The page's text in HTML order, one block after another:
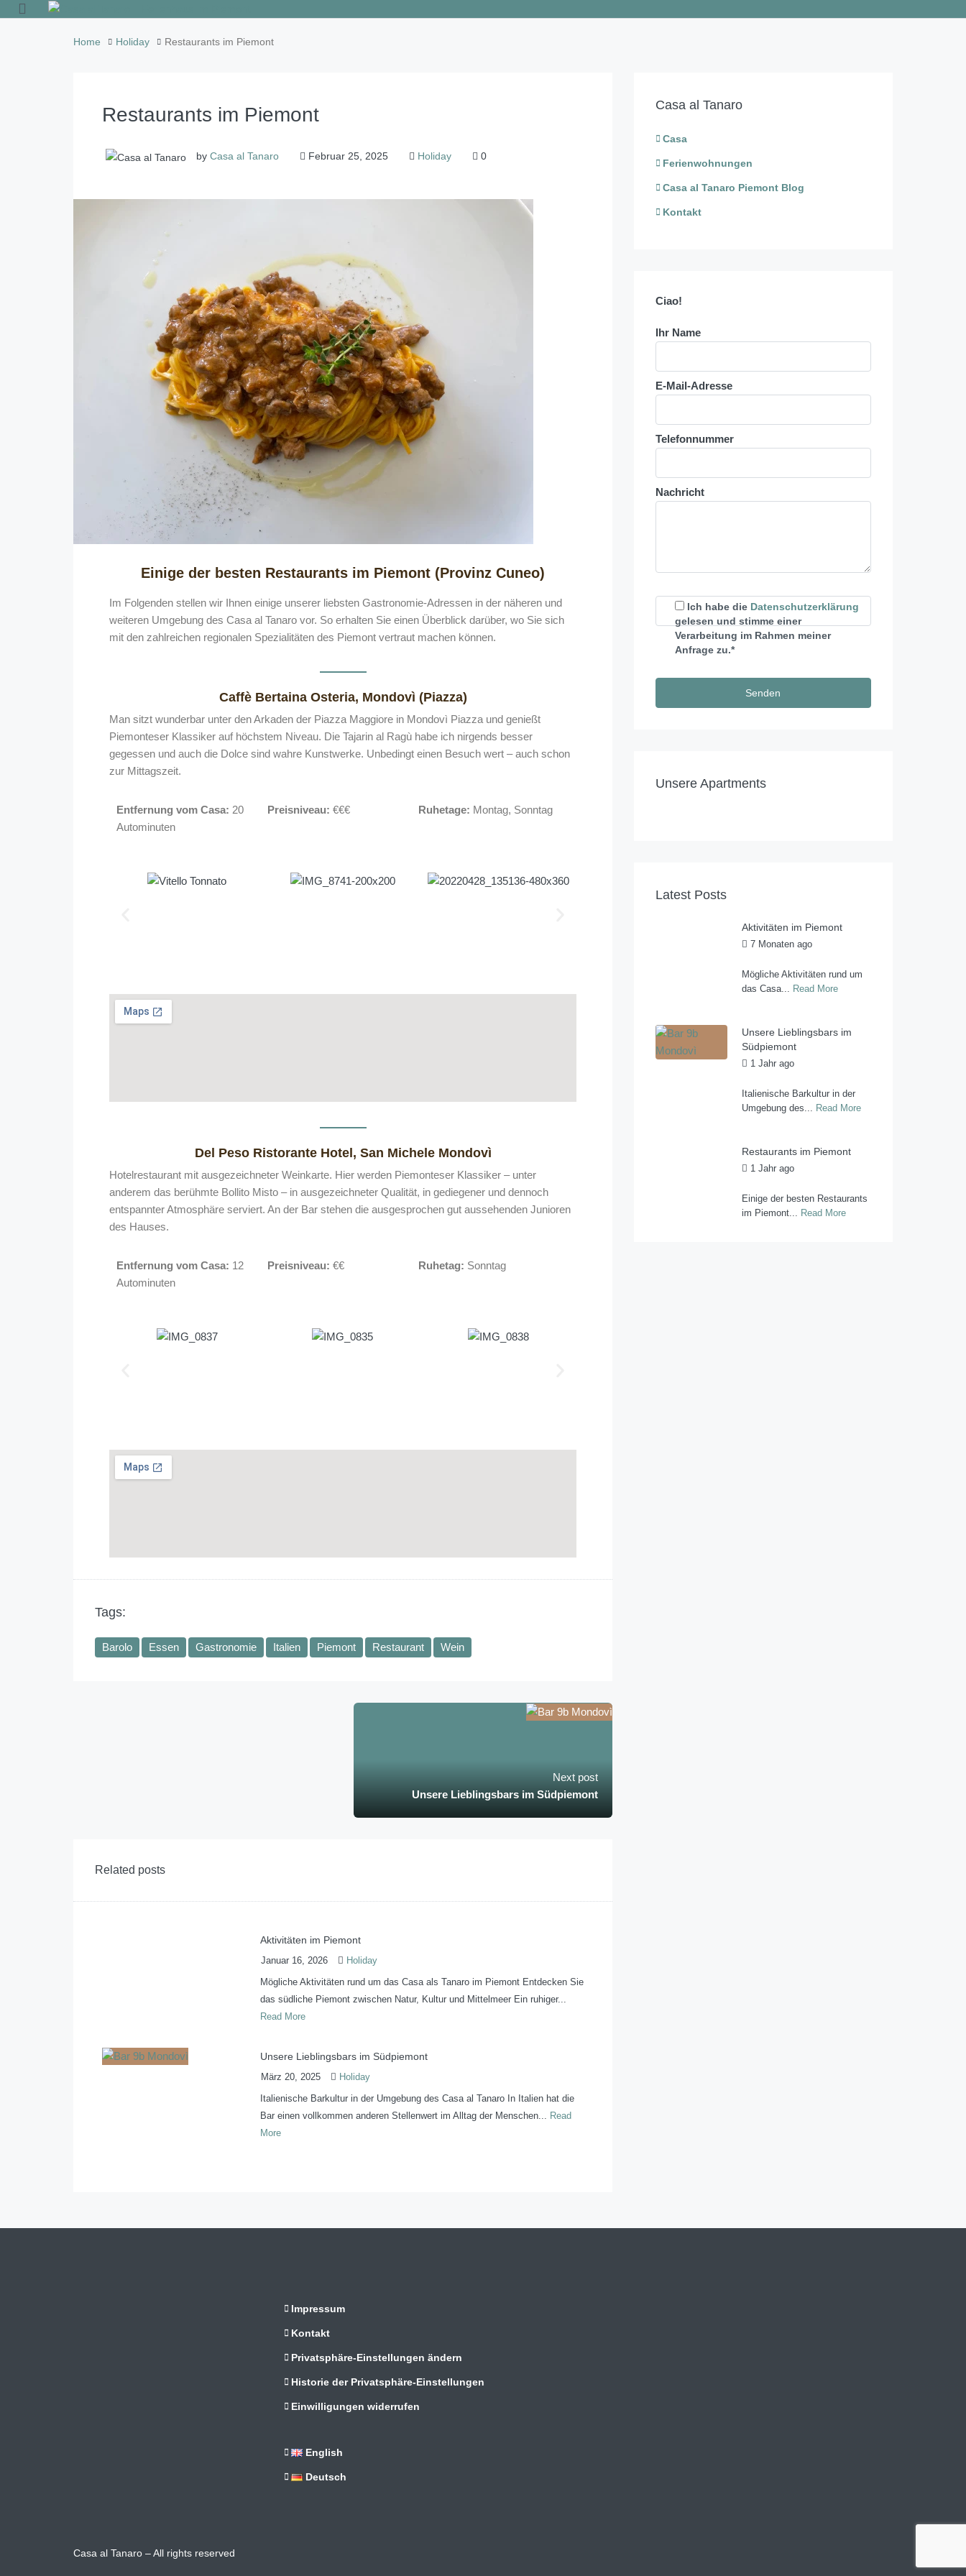
Home Holiday Restaurants im Piemont
Restaurants im Piemont
by Casa al Tanaro Februar 25, 2025 Holiday 0
Einige der besten Restaurants im Piemont (Provinz Cuneo)
Im Folgenden stellen wir Ihnen einige unserer liebsten Gastronomie-Adressen in der näheren und
weiteren Umgebung des Casa al Tanaro vor. So erhalten Sie einen Überblick darüber, wo Sie sich
mit den zahlreichen regionalen Spezialitäten des Piemont vertraut machen können.
Caffè Bertaina Osteria, Mondovì (Piazza)
Man sitzt wunderbar unter den Arkaden der Piazza Maggiore in Mondovì Piazza und genießt
Piemonteser Klassiker auf höchstem Niveau. Die Tajarin al Ragù habe ich nirgends besser
gegessen und auch die Dolce sind wahre Kunstwerke. Unbedingt einen Besuch wert – auch schon
zur Mittagszeit.
Entfernung vom Casa: 20
Autominuten
Preisniveau: €€€ Ruhetage: Montag, Sonntag
Del Peso Ristorante Hotel, San Michele Mondovì
Hotelrestaurant mit ausgezeichneter Weinkarte. Hier werden Piemonteser Klassiker – unter
anderem das berühmte Bollito Misto – in ausgezeichneter Qualität, in gediegener und dennoch
entspannter Atmosphäre serviert. An der Bar stehen die ausgesprochen gut aussehenden Junioren
des Hauses.
Entfernung vom Casa: 12
Autominuten
Preisniveau: €€ Ruhetag: Sonntag
Tags:
Barolo Essen Gastronomie Italien Piemont Restaurant Wein
Next post
Unsere Lieblingsbars im Südpiemont
Related posts
Aktivitäten im Piemont
Januar 16, 2026
Holiday
Mögliche Aktivitäten rund um das Casa als Tanaro im Piemont Entdecken Sie
das südliche Piemont zwischen Natur, Kultur und Mittelmeer Ein ruhiger...
Read More
Unsere Lieblingsbars im Südpiemont
März 20, 2025
Holiday
Italienische Barkultur in der Umgebung des Casa al Tanaro In Italien hat die
Bar einen vollkommen anderen Stellenwert im Alltag der Menschen... Read
More
Casa al Tanaro
Casa
Ferienwohnungen
Casa al Tanaro Piemont Blog
Kontakt
Ciao!
Ihr Name
E-Mail-Adresse
Telefonnummer
Nachricht
Ich habe die Datenschutzerklärung
gelesen und stimme einer
Verarbeitung im Rahmen meiner
Anfrage zu.*
Unsere Apartments
1 1 2
Casa al Tanaro – Hausteil 1
Latest Posts
Aktivitäten im Piemont
7 Monaten ago
Mögliche Aktivitäten rund um
das Casa... Read More
Unsere Lieblingsbars im
Südpiemont
1 Jahr ago
Italienische Barkultur in der
Umgebung des... Read More
Restaurants im Piemont
1 Jahr ago
Einige der besten Restaurants
im Piemont... Read More
Impressum
Kontakt
Privatsphäre-Einstellungen ändern
Historie der Privatsphäre-Einstellungen
Einwilligungen widerrufen
English
Deutsch
Casa al Tanaro – All rights reserved